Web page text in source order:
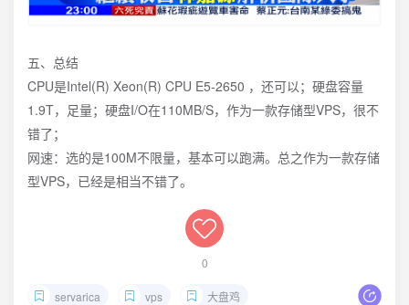
五、总结
CPU是Intel(R) Xeon(R) CPU E5-2650 ，还可以；硬盘容量
1.9T，足量；硬盘I/O在110MB/S，作为一款存储型VPS，很不
错了；
网速：选的是100M不限量，基本可以跑满。总之作为一款存储
型VPS，已经是相当不错了。
0
servarica vps 大盘鸡